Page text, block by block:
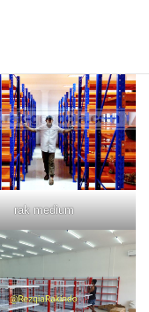
rak medium